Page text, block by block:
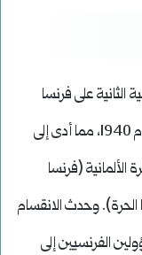
الثانية على فرنسا
ومستعمراتها. فقد احتلت ألمانيا النازية فرنسا عام 1940، مما أدى إلى
(فرنسا
وحدث الانقسام
الفرنسيين إلى